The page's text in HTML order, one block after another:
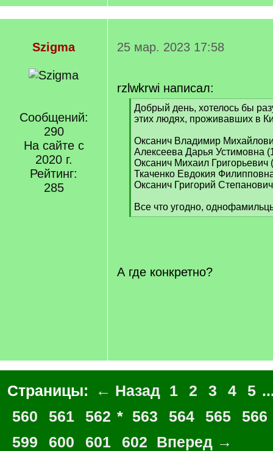
Szigma
Сообщений:
290
На сайте с
2020 г.
Рейтинг:
285
25 мар. 2023 17:58
rzlwkrwi написал:
[
q
Добрый день, хотелось бы
этих людях, проживавших в
Оксанич Владимир
Алексеева Дарья Устимовна
Оксанич Михаил Григорьевич
Ткаченко Евдокия
Оксанич Григорий
Все что угодно,
[
А где конкретно?
Страницы: ← Назад 1 2 3 4 5
560
561 562 * 563 564 565 566
599
600 601 602 Вперед →